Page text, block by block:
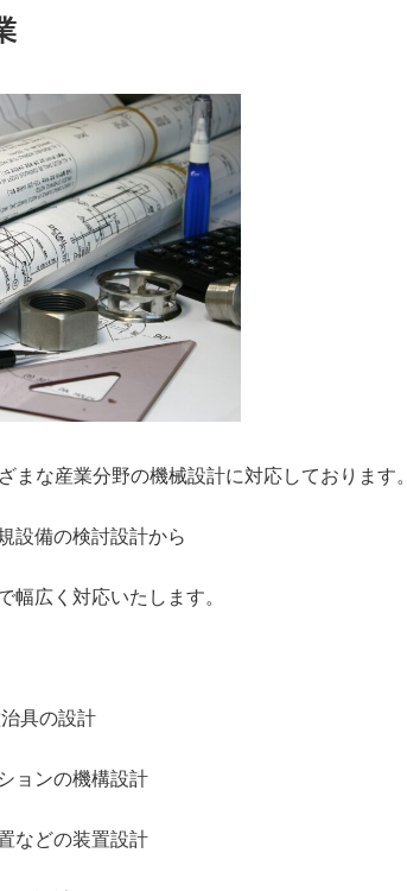
まな産業分野の機械設計に対応しております。
設備の検討設計から
幅広く対応いたします。
具の設計
ョンの機構設計
などの装置設計